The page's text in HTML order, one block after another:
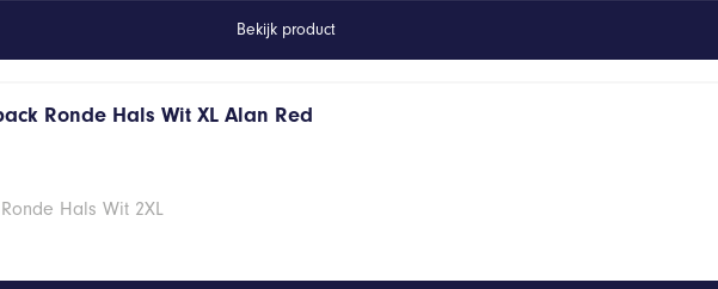
Bekijk product
Ronde Hals Wit XL Alan Red
Hals Wit 2XL